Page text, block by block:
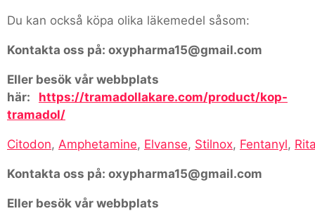
Du kan också köpa olika läkemedel såsom:
Kontakta oss på: oxypharma15@gmail.com
Eller besök vår webbplats
här: https://tramadollakare.com/product/kop-
tramadol/
Citodon, Amphetamine, Elvanse, Stilnox, Fentanyl,
Kontakta oss på: oxypharma15@gmail.com
Eller besök vår webbplats